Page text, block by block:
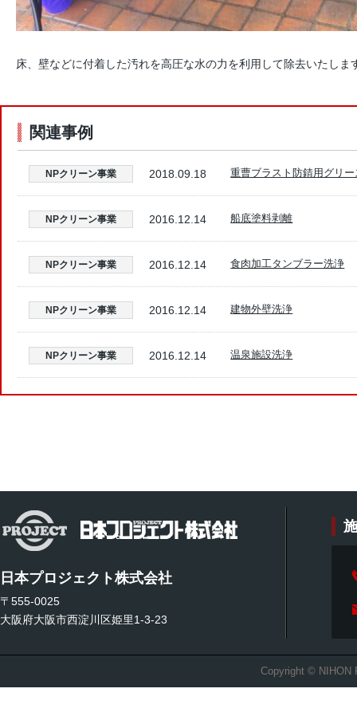
床、壁などに付着した汚れを高圧な水の力を利用して除去いたしま
関連事例
NPクリーン事業 2018.09.18 重曹ブラスト防錆用グリ
NPクリーン事業 2016.12.14 船底塗料剥離
NPクリーン事業 2016.12.14 食肉加工タンブラー洗浄
NPクリーン事業 2016.12.14 建物外壁洗浄
NPクリーン事業 2016.12.14 温泉施設洗浄
日本プロジェクト株式会社
〒555-0025
大阪府大阪市西淀川区姫里1-3-23
Copyright © NIHON